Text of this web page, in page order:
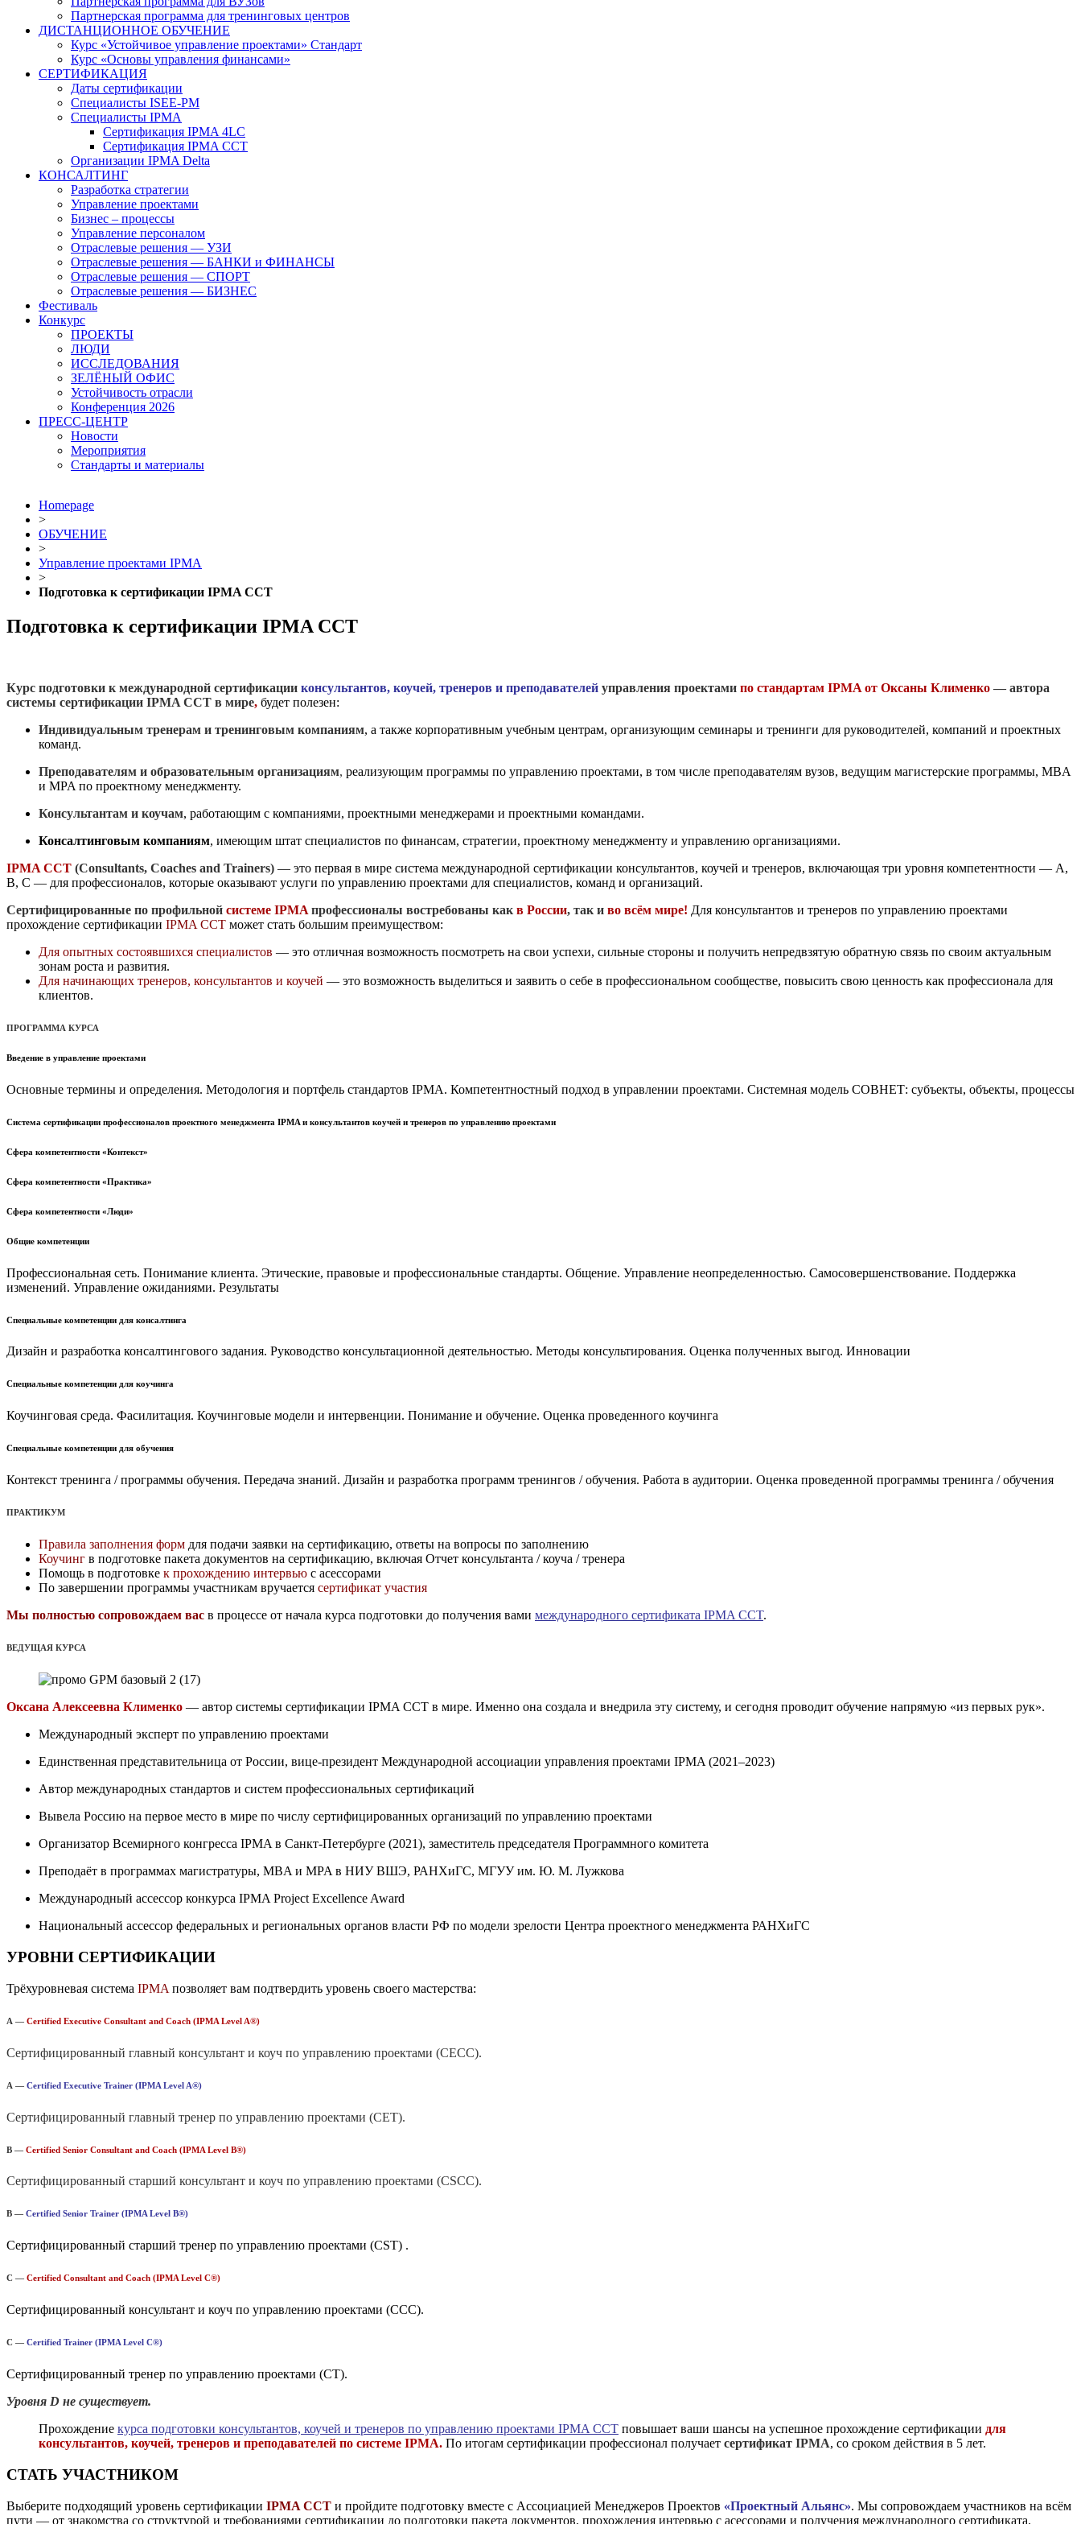
Партнерская программа для тренинговых центров
ДИСТАНЦИОННОЕ ОБУЧЕНИЕ
Курс «Устойчивое управление проектами» Стандарт
Курс «Основы управления финансами»
СЕРТИФИКАЦИЯ
Даты сертификации
Специалисты ISEE-PM
Специалисты IPMA
Сертификация IPMA 4LC
Сертификация IPMA CCT
Организации IPMA Delta
КОНСАЛТИНГ
Разработка стратегии
Управление проектами
Бизнес – процессы
Управление персоналом
Отраслевые решения — УЗИ
Отраслевые решения — БАНКИ и ФИНАНСЫ
Отраслевые решения — СПОРТ
Отраслевые решения — БИЗНЕС
Фестиваль
Конкурс
ПРОЕКТЫ
ЛЮДИ
ИССЛЕДОВАНИЯ
ЗЕЛЁНЫЙ ОФИС
Устойчивость отрасли
Конференция 2026
ПРЕСС-ЦЕНТР
Новости
Мероприятия
Стандарты и материалы
Homepage
>
ОБУЧЕНИЕ
>
Управление проектами IPMA
>
Подготовка к сертификации IPMA CCT
Подготовка к сертификации IPMA CCT
Курс подготовки к международной сертификации консультантов, коучей, тренеров и преподавателей управления проектами по стандартам IPMA от Оксаны Клименко — автора
системы сертификации IPMA CCT в мире, будет полезен:
Индивидуальным тренерам и тренинговым компаниям, а также корпоративным учебным центрам, организующим семинары и тренинги для руководителей, компаний и проектных
команд.
Преподавателям и образовательным организациям, реализующим программы по управлению проектами, в том числе преподавателям вузов, ведущим магистерские программы, MBA
и MPA по проектному менеджменту.
Консультантам и коучам, работающим с компаниями, проектными менеджерами и проектными командами.
Консалтинговым компаниям, имеющим штат специалистов по финансам, стратегии, проектному менеджменту и управлению организациями.
IPMA CCT (Consultants, Coaches and Trainers) — это первая в мире система международной сертификации консультантов, коучей и тренеров, включающая три уровня компетентности — A,
B, C — для профессионалов, которые оказывают услуги по управлению проектами для специалистов, команд и организаций.
Сертифицированные по профильной системе IPMA профессионалы востребованы как в России, так и во всём мире! Для консультантов и тренеров по управлению проектами
прохождение сертификации IPMA CCT может стать большим преимуществом:
Для опытных состоявшихся специалистов — это отличная возможность посмотреть на свои успехи, сильные стороны и получить непредвзятую обратную связь по своим актуальным
зонам роста и развития.
Для начинающих тренеров, консультантов и коучей — это возможность выделиться и заявить о себе в профессиональном сообществе, повысить свою ценность как профессионала для
клиентов.
ПРОГРАММА КУРСА
Введение в управление проектами
Основные термины и определения. Методология и портфель стандартов IPMA. Компетентностный подход в управлении проектами. Системная модель СОВНЕТ: субъекты, объекты, процессы
Система сертификации профессионалов проектного менеджмента IPMA и консультантов коучей и тренеров по управлению проектами
Сфера компетентности «Контекст»
Сфера компетентности «Практика»
Сфера компетентности «Люди»
Общие компетенции
Профессиональная сеть. Понимание клиента. Этические, правовые и профессиональные стандарты. Общение. Управление неопределенностью. Самосовершенствование. Поддержка
изменений. Управление ожиданиями. Результаты
Специальные компетенции для консалтинга
Дизайн и разработка консалтингового задания. Руководство консультационной деятельностью. Методы консультирования. Оценка полученных выгод. Инновации
Специальные компетенции для коучинга
Коучинговая среда. Фасилитация. Коучинговые модели и интервенции. Понимание и обучение. Оценка проведенного коучинга
Специальные компетенции для обучения
Контекст тренинга / программы обучения. Передача знаний. Дизайн и разработка программ тренингов / обучения. Работа в аудитории. Оценка проведенной программы тренинга / обучения
ПРАКТИКУМ
Правила заполнения форм для подачи заявки на сертификацию, ответы на вопросы по заполнению
Коучинг в подготовке пакета документов на сертификацию, включая Отчет консультанта / коуча / тренера
Помощь в подготовке к прохождению интервью с асессорами
По завершении программы участникам вручается сертификат участия
Мы полностью сопровождаем вас в процессе от начала курса подготовки до получения вами международного сертификата IPMA CCT.
ВЕДУЩАЯ КУРСА
Оксана Алексеевна Клименко — автор системы сертификации IPMA CCT в мире. Именно она создала и внедрила эту систему, и сегодня проводит обучение напрямую «из первых рук».
Международный эксперт по управлению проектами
Единственная представительница от России, вице-президент Международной ассоциации управления проектами IPMA (2021–2023)
Автор международных стандартов и систем профессиональных сертификаций
Вывела Россию на первое место в мире по числу сертифицированных организаций по управлению проектами
Организатор Всемирного конгресса IPMA в Санкт-Петербурге (2021), заместитель председателя Программного комитета
Преподаёт в программах магистратуры, MBA и MPA в НИУ ВШЭ, РАНХиГС, МГУУ им. Ю. М. Лужкова
Международный ассессор конкурса IPMA Project Excellence Award
Национальный ассессор федеральных и региональных органов власти РФ по модели зрелости Центра проектного менеджмента РАНХиГС
УРОВНИ СЕРТИФИКАЦИИ
Трёхуровневая система IPMA позволяет вам подтвердить уровень своего мастерства:
А — Certified Executive Consultant and Coach (IPMA Level A®)
Сертифицированный главный консультант и коуч по управлению проектами (CECC).
А — Certified Executive Trainer (IPMA Level A®)
Сертифицированный главный тренер по управлению проектами (CET).
B — Certified Senior Consultant and Coach (IPMA Level B®)
Сертифицированный старший консультант и коуч по управлению проектами (CSCC).
B — Certified Senior Trainer (IPMA Level B®)
Сертифицированный старший тренер по управлению проектами (CST) .
C — Certified Consultant and Coach (IPMA Level C®)
Сертифицированный консультант и коуч по управлению проектами (CCC).
C — Certified Trainer (IPMA Level C®)
Сертифицированный тренер по управлению проектами (CT).
Уровня D не существует.
Прохождение курса подготовки консультантов, коучей и тренеров по управлению проектами IPMA CCT повышает ваши шансы на успешное прохождение сертификации для
консультантов, коучей, тренеров и преподавателей по системе IPMA. По итогам сертификации профессионал получает сертификат IPMA, со сроком действия в 5 лет.
СТАТЬ УЧАСТНИКОМ
Выберите подходящий уровень сертификации IPMA CCT и пройдите подготовку вместе с Ассоциацией Менеджеров Проектов «Проектный Альянс». Мы сопровождаем участников на всём
пути — от знакомства со структурой и требованиями сертификации до подготовки пакета документов, прохождения интервью с асессорами и получения международного сертификата.